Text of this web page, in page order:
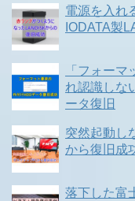
電源を入れ
IODATA製
「フォー
れ認識しな
ータ復旧
突然起動し
から復旧成
落下した富